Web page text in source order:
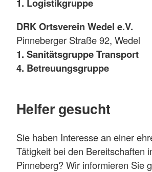
1. Logistikgruppe
DRK Ortsverein Wedel e.V.
Pinneberger Straße 92, Wedel
1. Sanitätsgruppe Transport
4. Betreuungsgruppe
Helfer gesucht
Sie haben Interesse an einer
Tätigkeit bei den Bereitschaften
Pinneberg? Wir informieren Sie